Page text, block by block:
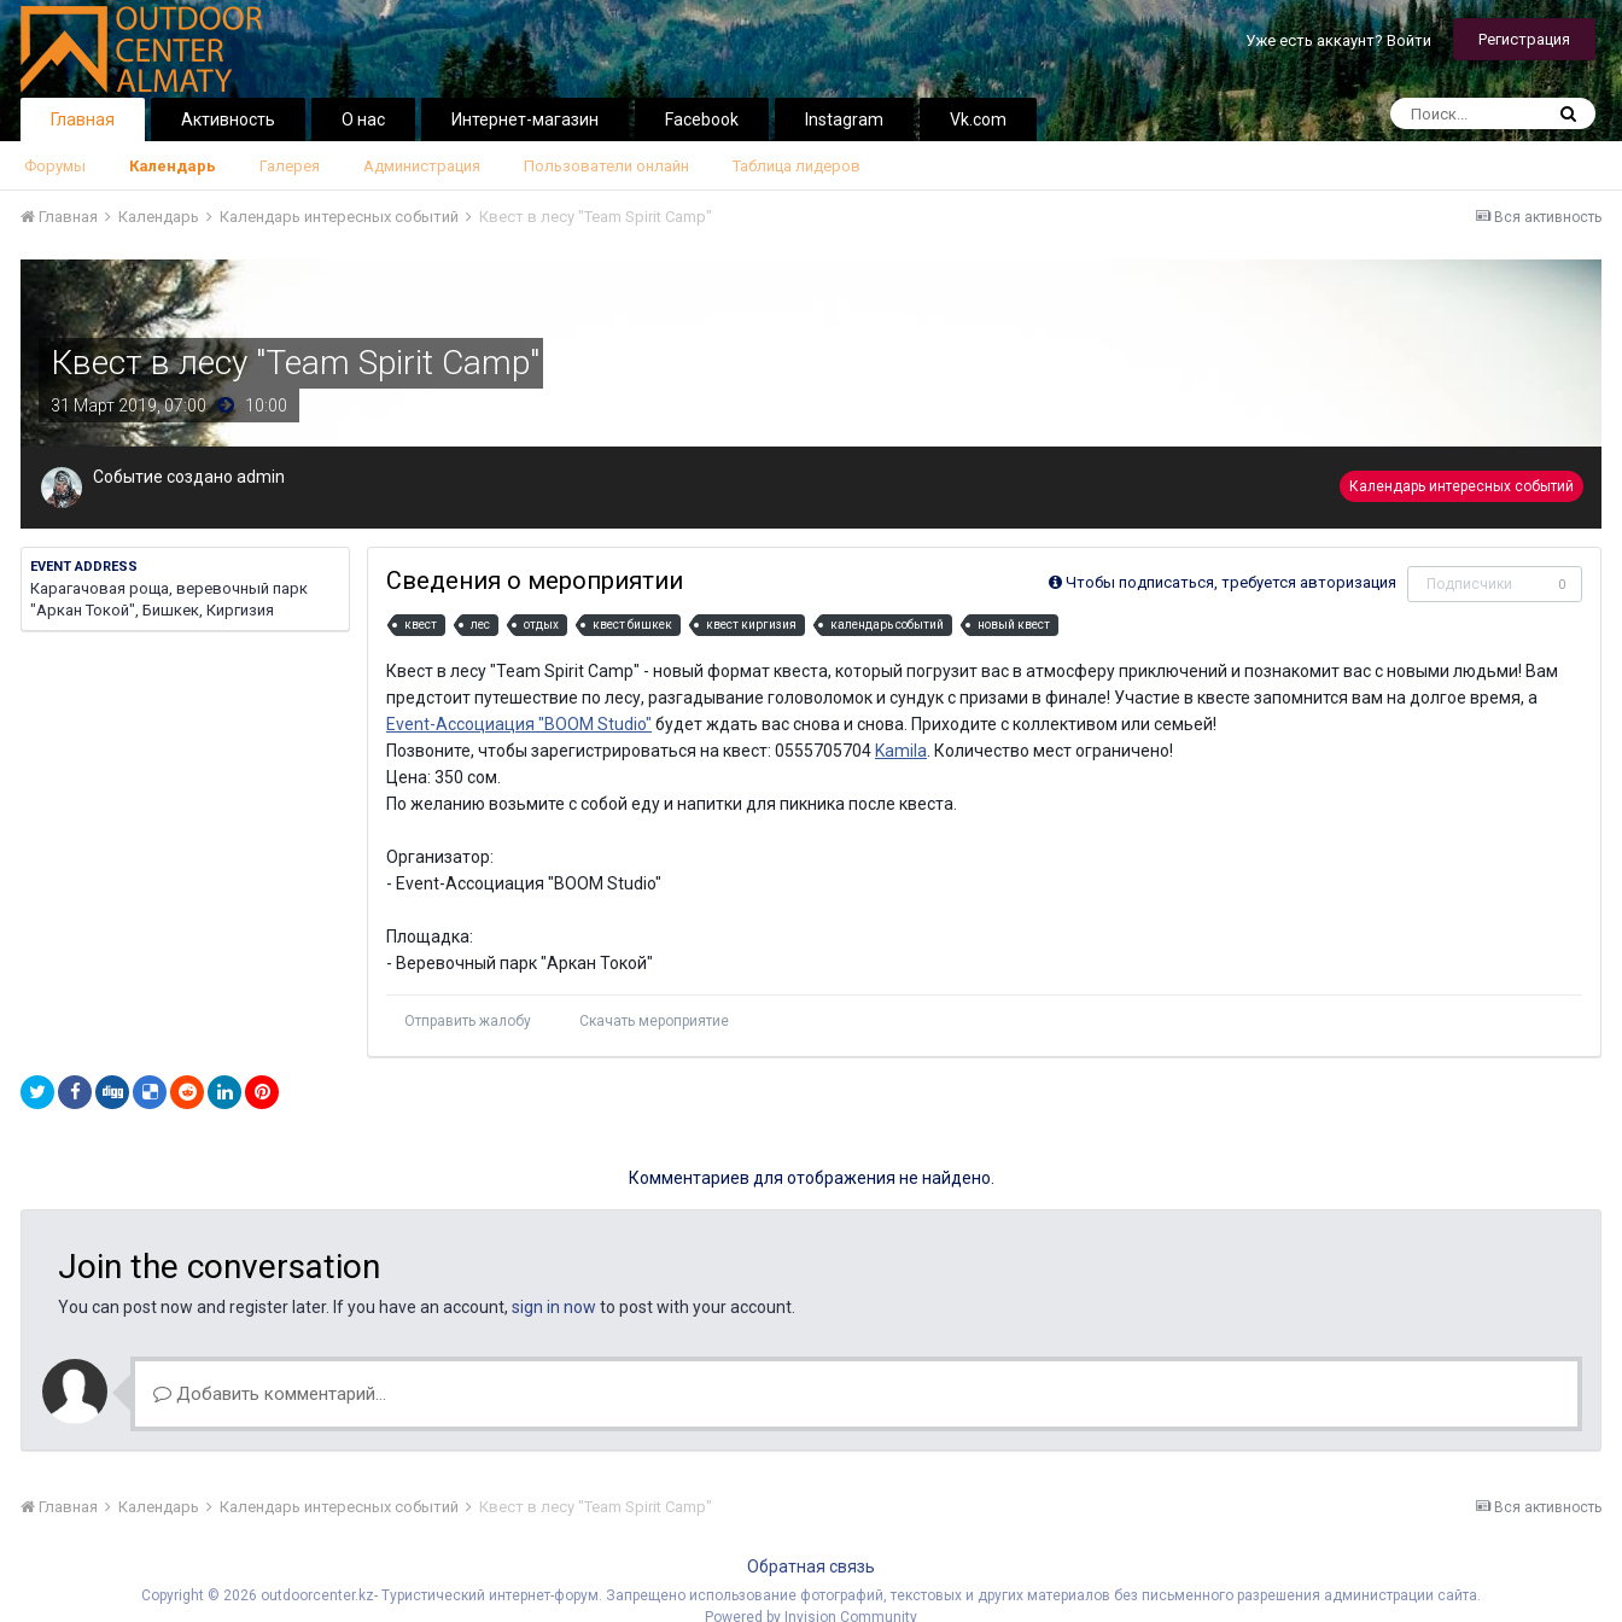
Уже есть аккаунт? Войти Регистрация
Главная
Форумы Календарь Галерея Администрация Пользователи онлайн Таблица лидеров
Активность О нас Интернет-магазин Facebook Instagram Vk.com
Вся активность
Главная Календарь Календарь интересных событий Квест в лесу "Team Spirit Сamp"
Квест в лесу "Team Spirit Сamp"
31 Март 2019, 07:00 10:00
Календарь интересных событий
Событие создано admin
EVENT ADDRESS
Карагачовая роща, веревочный парк
"Аркан Токой", Бишкек, Киргизия
Чтобы подписаться, требуется авторизация Подписчики 0
Сведения о мероприятии
квест лес отдых квест бишкек квест киргизия календарь событий новый квест
Квест в лесу "Team Spirit Сamp" - новый формат квеста, который погрузит вас в атмосферу приключений и познакомит вас с новыми людьми! Вам
предстоит путешествие по лесу, разгадывание головоломок и сундук с призами в финале! Участие в квесте запомнится вам на долгое время, а
Event-Ассоциация "BOOM Studio" будет ждать вас снова и снова. Приходите с коллективом или семьей!
Позвоните, чтобы зарегистрироваться на квест: 0555705704Kamila . Количество мест ограничено!
Цена: 350 сом.
По желанию возьмите с собой еду и напитки для пикника после квеста.
Организатор:
- Event-Ассоциация "BOOM Studio"
Площадка:
- Веревочный парк "Аркан Токой"
Отправить жалобу Скачать мероприятие
Комментариев для отображения не найдено.
Join the conversation
You can post now and register later. If you have an account, sign in now to post with your account.
Добавить комментарий...
Вся активность
Главная Календарь Календарь интересных событий Квест в лесу "Team Spirit Сamp"
Обратная связь
Copyright © 2026 outdoorcenter.kz- Туристический интернет-форум. Запрещено использование фотографий, текстовых и других материалов без письменного разрешения администрации сайта.
Powered by Invision Community